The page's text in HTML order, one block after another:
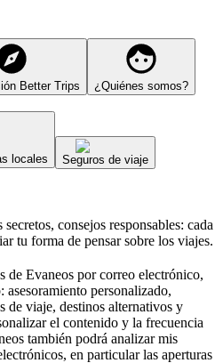
Better Trips ¿Quiénes somos?
locales Seguros de viaje
consejos responsables: cada
tu forma de pensar sobre los viajes.
de Evaneos por correo electrónico,
personalizado,
de viaje, destinos alternativos y
el contenido y la frecuencia
también podrá analizar mis
en particular las aperturas